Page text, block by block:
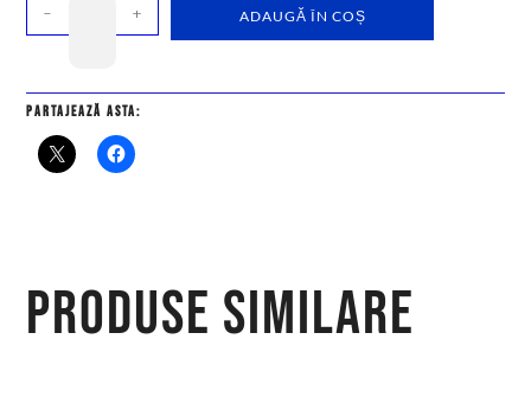
- + ADAUGĂ ÎN COȘ
Partajează asta:
Produse similare